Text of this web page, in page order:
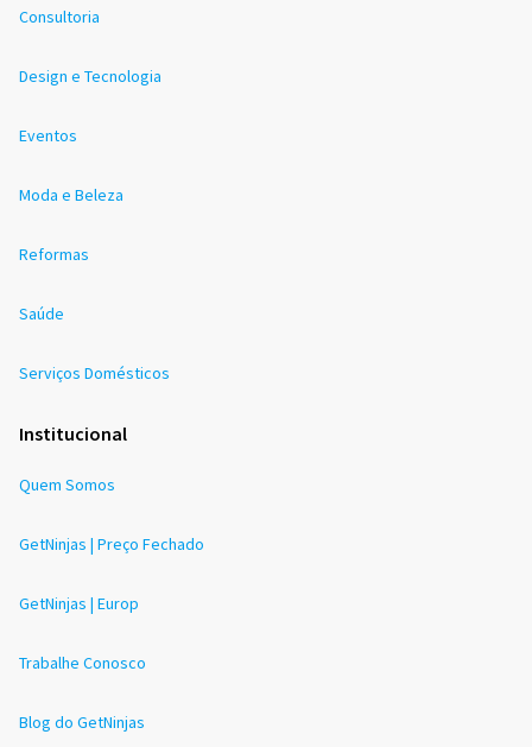
Consultoria
Design e Tecnologia
Eventos
Moda e Beleza
Reformas
Saúde
Serviços Domésticos
Institucional
Quem Somos
GetNinjas | Preço Fechado
GetNinjas | Europ
Trabalhe Conosco
Blog do GetNinjas